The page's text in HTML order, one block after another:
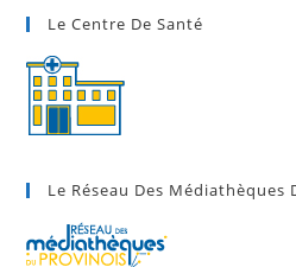
Le Centre De Santé
Le Réseau Des Médiathèques